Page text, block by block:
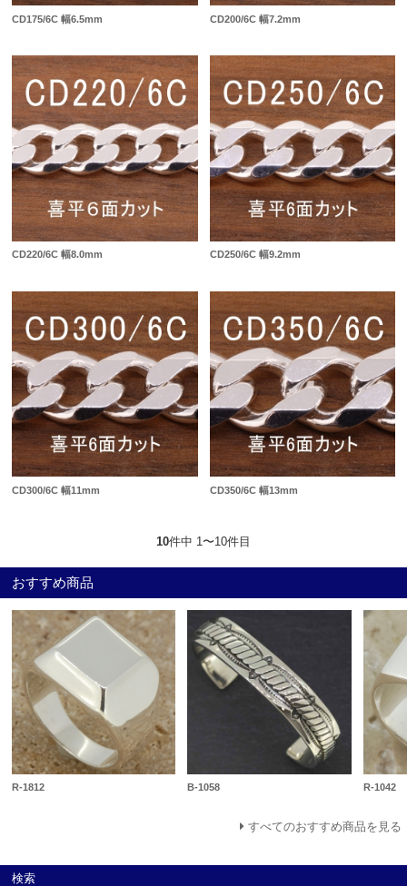
CD175/6C 幅6.5mm CD200/6C 幅7.2mm
CD220/6C 幅8.0mm CD250/6C 幅9.2mm
CD300/6C 幅11mm CD350/6C 幅13mm
10件中 1〜10件目
おすすめ商品
R-1812 B-1058 R-1042
すべてのおすすめ商品を見る
検索